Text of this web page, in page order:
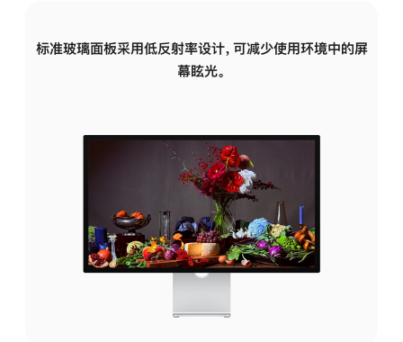
标准玻璃面板采用低反射率设计，可减少使用环境中的屏
幕眩光。